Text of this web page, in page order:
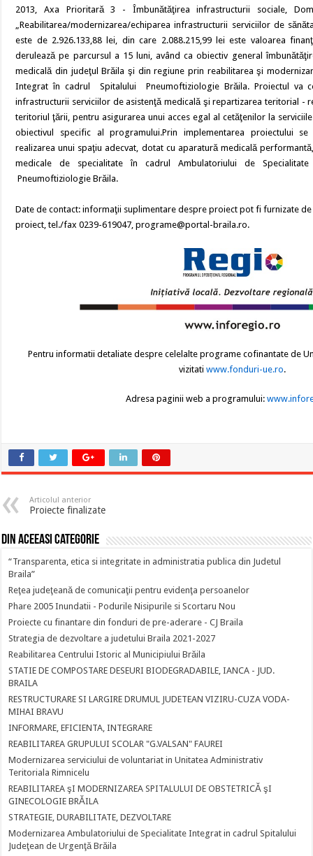
2013, Axa Prioritară 3 - Îmbunătăţirea infrastructurii sociale,
„Reabilitarea/modernizarea/echiparea infrastructurii serviciilor de
este de 2.926.133,88 lei, din care 2.088.215,99 lei este valoarea
derulează pe parcursul a 15 luni, având ca obiectiv general
medicală din judeţul Brăila şi din regiune prin reabilitarea şi
Integrat în cadrul Spitalului Pneumoftiziologie Brăila. Proiectul va
infrastructurii serviciilor de asistenţă medicală şi repartizarea teritorial -
teritoriul ţării, pentru asigurarea unui acces egal al cetăţenilor la
obiectivul specific al programului.Prin implementarea proiectului
realizarea unui spaţiu adecvat, dotat cu aparatură medicală
medicale de specialitate în cadrul Ambulatoriului de
Pneumoftiziologie Brăila.
Date de contact: informaţii suplimentare despre proiect pot fi furnizate
proiect, tel./fax 0239-619047, programe@portal-braila.ro.
Pentru informatii detaliate despre celelalte programe cofinantate de
vizitati www.fonduri-ue.ro.
Adresa paginii web a programului:
Articolul anterior
Proiecte finalizate
Din aceeasi categorie
“Transparenta, etica si integritate in administratia publica din Judetul
Braila”
Reţea judeţeană de comunicaţii pentru evidenţa persoanelor
Phare 2005 Inundatii - Podurile Nisipurile si Scortaru Nou
Proiecte cu finantare din fonduri de pre-aderare - CJ Braila
Strategia de dezvoltare a judetului Braila 2021-2027
Reabilitarea Centrului Istoric al Municipiului Brăila
STATIE DE COMPOSTARE DESEURI BIODEGRADABILE, IANCA - JUD.
BRAILA
RESTRUCTURARE SI LARGIRE DRUMUL JUDETEAN VIZIRU-CUZA VODA-
MIHAI BRAVU
INFORMARE, EFICIENTA, INTEGRARE
REABILITAREA GRUPULUI SCOLAR "G.VALSAN" FAUREI
Modernizarea serviciului de voluntariat in Unitatea Administrativ
Teritoriala Rimnicelu
REABILITAREA şI MODERNIZAREA SPITALULUI DE OBSTETRICĂ şI
GINECOLOGIE BRĂILA
STRATEGIE, DURABILITATE, DEZVOLTARE
Modernizarea Ambulatoriului de Specialitate Integrat in cadrul Spitalului
Judeţean de Urgenţă Brăila